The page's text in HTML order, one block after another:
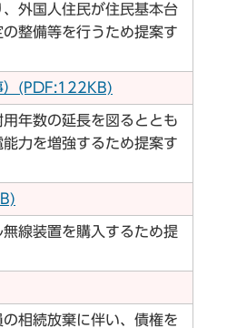
外国人住民が住民基本台
整備等を行うため提案す
）(PDF:122KB)
年数の延長を図るととも
力を増強するため提案す
線装置を購入するため提
相続放棄に伴い、債権を